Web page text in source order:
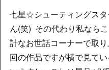
七星☆シューティングス
ん(笑) その代わり私なら
計なお世話コーナーで取
回の作品ですが横で見て